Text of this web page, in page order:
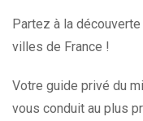
Partez à la
villes de France !
Votre guide privé du
vous conduit au plus